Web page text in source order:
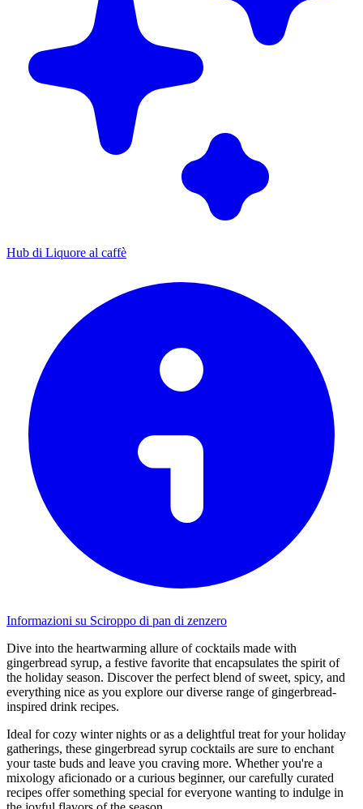
Hub di Liquore al caffè
Informazioni su Sciroppo di pan di zenzero
Dive into the heartwarming allure of cocktails made with
gingerbread syrup, a festive favorite that encapsulates the spirit of
the holiday season. Discover the perfect blend of sweet, spicy, and
everything nice as you explore our diverse range of gingerbread-
inspired drink recipes.
Ideal for cozy winter nights or as a delightful treat for your holiday
gatherings, these gingerbread syrup cocktails are sure to enchant
your taste buds and leave you craving more. Whether you're a
mixology aficionado or a curious beginner, our carefully curated
recipes offer something special for everyone wanting to indulge in